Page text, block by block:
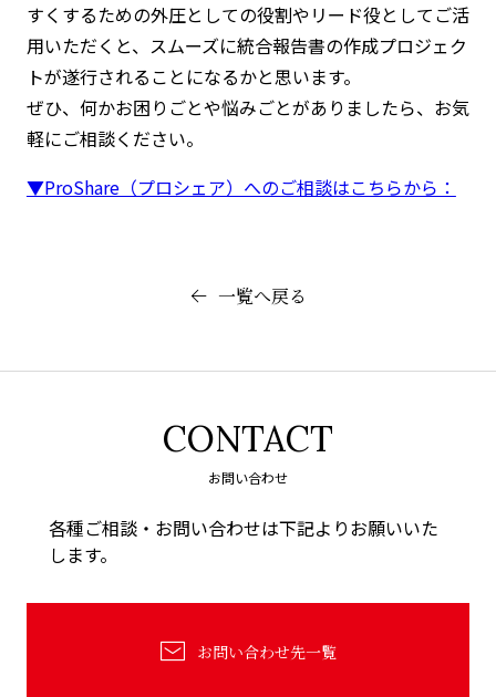
すくするための外圧としての役割やリード役としてご活
用いただくと、スムーズに統合報告書の作成プロジェク
トが遂行されることになるかと思います。
ぜひ、何かお困りごとや悩みごとがありましたら、お気
軽にご相談ください。
▼ProShare（プロシェア）へのご相談はこちらから：
一覧へ戻る
CONTACT
お問い合わせ
各種ご相談・お問い合わせは下記よりお願いいた
します。
お問い合わせ先一覧